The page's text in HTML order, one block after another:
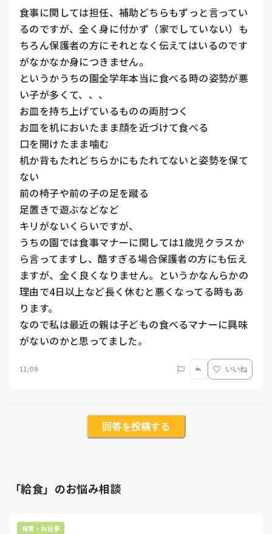
食事に関しては担任、補助どちらもずっと言ってい
るのですが、全く身に付かず（家でしていない）も
ちろん保護者の方にそれとなく伝えてはいるのです
がなかなか身につきません。
というかうちの園全学年本当に食べる時の姿勢が悪
い子が多くて、、、
お皿を持ち上げているものの両肘つく
お皿を机においたまま顔を近づけて食べる
口を開けたまま噛む
机か背もたれどちらかにもたれてないと姿勢を保て
ない
前の椅子や前の子の足を蹴る
足置きで遊ぶなどなど
キリがないくらいですが、
うちの園では食事マナーに関しては1歳児クラスか
ら言ってますし、酷すぎる場合保護者の方にも伝え
ますが、全く良くなりません。というかなんらかの
理由で4日以上など長く休むと悪くなってる時もあ
ります。
なので私は最近の親は子どもの食べるマナーに興味
がないのかと思ってました。
11/09 いいね
回答を投稿する
「給食」のお悩み相談
保育・お仕事